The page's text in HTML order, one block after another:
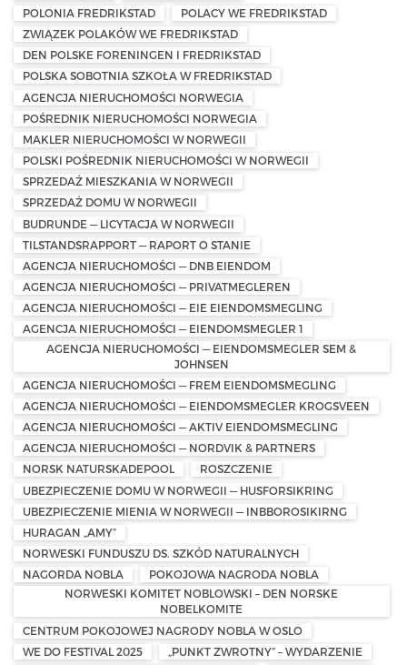
POLONIA FREDRIKSTAD
POLACY WE FREDRIKSTAD
ZWIĄZEK POLAKÓW WE FREDRIKSTAD
DEN POLSKE FORENINGEN I FREDRIKSTAD
POLSKA SOBOTNIA SZKOŁA W FREDRIKSTAD
AGENCJA NIERUCHOMOŚCI NORWEGIA
POŚREDNIK NIERUCHOMOŚCI NORWEGIA
MAKLER NIERUCHOMOŚCI W NORWEGII
POLSKI POŚREDNIK NIERUCHOMOŚCI W NORWEGII
SPRZEDAŻ MIESZKANIA W NORWEGII
SPRZEDAŻ DOMU W NORWEGII
BUDRUNDE — LICYTACJA W NORWEGII
TILSTANDSRAPPORT — RAPORT O STANIE
AGENCJA NIERUCHOMOŚCI — DNB EIENDOM
AGENCJA NIERUCHOMOŚCI — PRIVATMEGLEREN
AGENCJA NIERUCHOMOŚCI — EIE EIENDOMSMEGLING
AGENCJA NIERUCHOMOŚCI — EIENDOMSMEGLER 1
AGENCJA NIERUCHOMOŚCI — EIENDOMSMEGLER SEM &
JOHNSEN
AGENCJA NIERUCHOMOŚCI — FREM EIENDOMSMEGLING
AGENCJA NIERUCHOMOŚCI — EIENDOMSMEGLER KROGSVEEN
AGENCJA NIERUCHOMOŚCI — AKTIV EIENDOMSMEGLING
AGENCJA NIERUCHOMOŚCI — NORDVIK & PARTNERS
NORSK NATURSKADEPOOL
ROSZCZENIE
UBEZPIECZENIE DOMU W NORWEGII — HUSFORSIKRING
UBEZPIECZENIE MIENIA W NORWEGII — INBBOROSIKIRNG
HURAGAN „AMY”
NORWESKI FUNDUSZU DS. SZKÓD NATURALNYCH
NAGORDA NOBLA
POKOJOWA NAGRODA NOBLA
NORWESKI KOMITET NOBLOWSKI – DEN NORSKE
NOBELKOMITE
CENTRUM POKOJOWEJ NAGRODY NOBLA W OSLO
WE DO FESTIVAL 2025
„PUNKT ZWROTNY” – WYDARZENIE